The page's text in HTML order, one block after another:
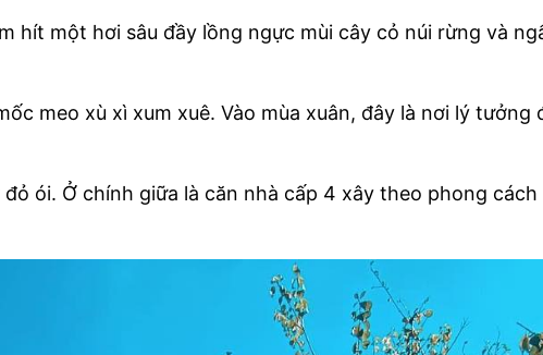
hít một hơi sâu đầy lồng ngực mùi cây cỏ núi rừng và
meo xù xì xum xuê. Vào mùa xuân, đây là nơi lý tưởng
ói. Ở chính giữa là căn nhà cấp 4 xây theo phong